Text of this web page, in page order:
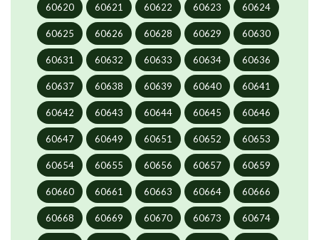
60620 60621 60622 60623 60624
60625 60626 60628 60629 60630
60631 60632 60633 60634 60636
60637 60638 60639 60640 60641
60642 60643 60644 60645 60646
60647 60649 60651 60652 60653
60654 60655 60656 60657 60659
60660 60661 60663 60664 60666
60668 60669 60670 60673 60674